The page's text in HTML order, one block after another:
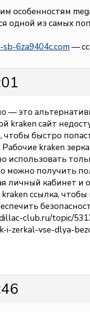
особенностям
одной из самых
6za9404c.com—
— это
kraken сайт
чтобы быстро
kraken
использовать
можно получить
личный кабинет и
ссылка,
club.ru/topic/
i-zerkal-vse-dlya-